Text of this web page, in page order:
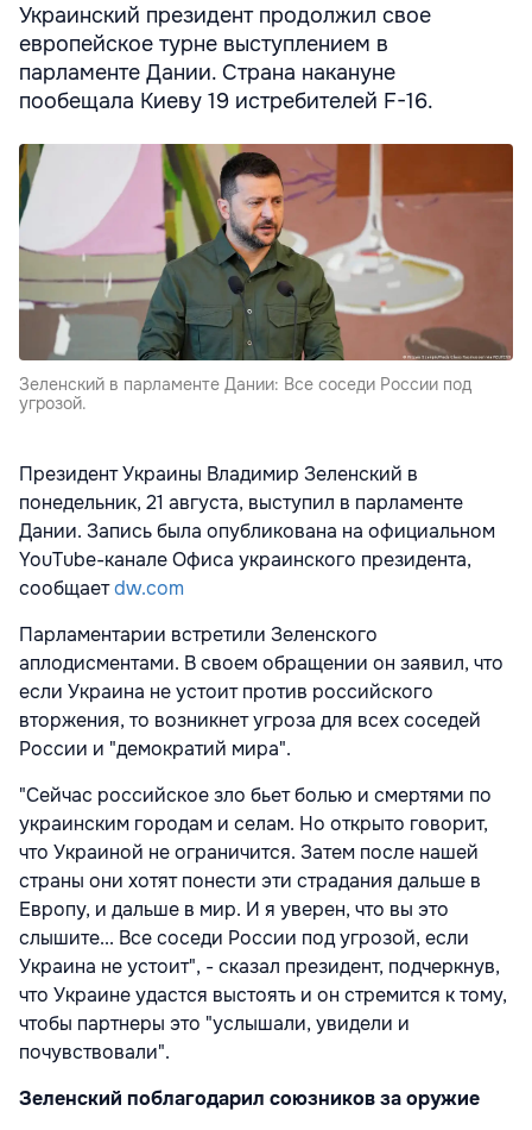
Украинский президент продолжил свое
европейское турне выступлением в
парламенте Дании. Страна накануне
пообещала Киеву 19 истребителей F-16.
Зеленский в парламенте Дании: Все соседи России под
угрозой.
Президент Украины Владимир Зеленский в
понедельник, 21 августа, выступил в парламенте
Дании. Запись была опубликована на официальном
YouTube-канале Офиса украинского президента,
сообщаетdw.com
Парламентарии встретили Зеленского
аплодисментами. В своем обращении он заявил, что
если Украина не устоит против российского
вторжения, то возникнет угроза для всех соседей
России и "демократий мира".
"Сейчас российское зло бьет болью и смертями по
украинским городам и селам. Но открыто говорит,
что Украиной не ограничится. Затем после нашей
страны они хотят понести эти страдания дальше в
Европу, и дальше в мир. И я уверен, что вы это
слышите... Все соседи России под угрозой, если
Украина не устоит", - сказал президент, подчеркнув,
что Украине удастся выстоять и он стремится к тому,
чтобы партнеры это "услышали, увидели и
почувствовали".
Зеленский поблагодарил союзников за оружие